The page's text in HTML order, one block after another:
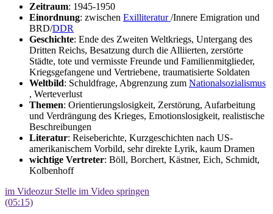
Zeitraum: 1945-1950
Einordnung: zwischen Exilliteratur/Innere Emigration und
BRD/DDR
Geschichte: Ende des Zweiten Weltkriegs, Untergang des
Dritten Reichs, Besatzung durch die Alliierten, zerstörte
Städte, tote und vermisste Freunde und Familienmitglieder,
Kriegsgefangene und Vertriebene, traumatisierte Soldaten
Weltbild: Schuldfrage, Abgrenzung zum Nationalsozialismus
, Werteverlust
Themen: Orientierungslosigkeit, Zerstörung, Aufarbeitung
und Verdrängung des Krieges, Emotionslosigkeit, realistische
Beschreibungen
Literatur: Reiseberichte, Kurzgeschichten nach US-
amerikanischem Vorbild, sehr direkte Lyrik, kaum Dramen
wichtige Vertreter: Böll, Borchert, Kästner, Eich, Schmidt,
Kolbenhoff
im Videozur Stelle im Video springen
(05:15)